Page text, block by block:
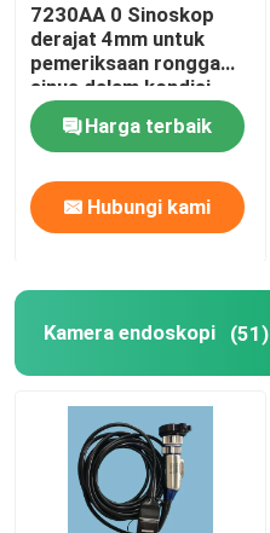
7230AA 0 Sinoskop
derajat 4mm untuk
pemeriksaan rongga
sinus dalam kondisi
baik
Harga terbaik
Hubungi kami
Kamera endoskopi (51)